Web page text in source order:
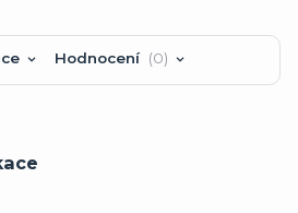
Hodnocení 0